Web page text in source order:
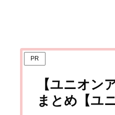
PR
【ユニオン
まとめ【ユ